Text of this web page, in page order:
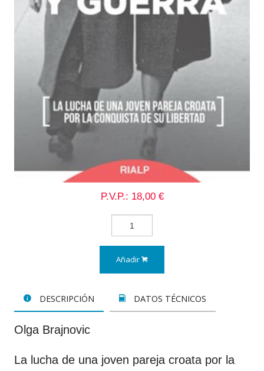
P.V.P.: 18,00 €
Añadir
DESCRIPCIÓN DATOS TÉCNICOS
Olga Brajnovic
La lucha de una joven pareja croata por la